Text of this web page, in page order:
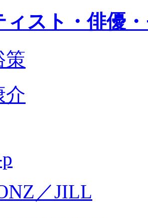
ィスト・俳優
策
介
／JILL